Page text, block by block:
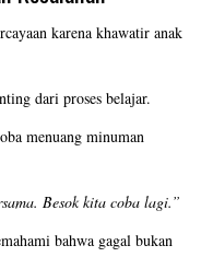
karena khawatir anak
dari proses belajar.
menuang minuman
Besok kita coba lagi.”
bahwa gagal bukan